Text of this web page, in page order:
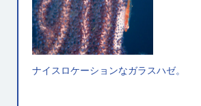
ナイスロケーションなガラスハゼ。